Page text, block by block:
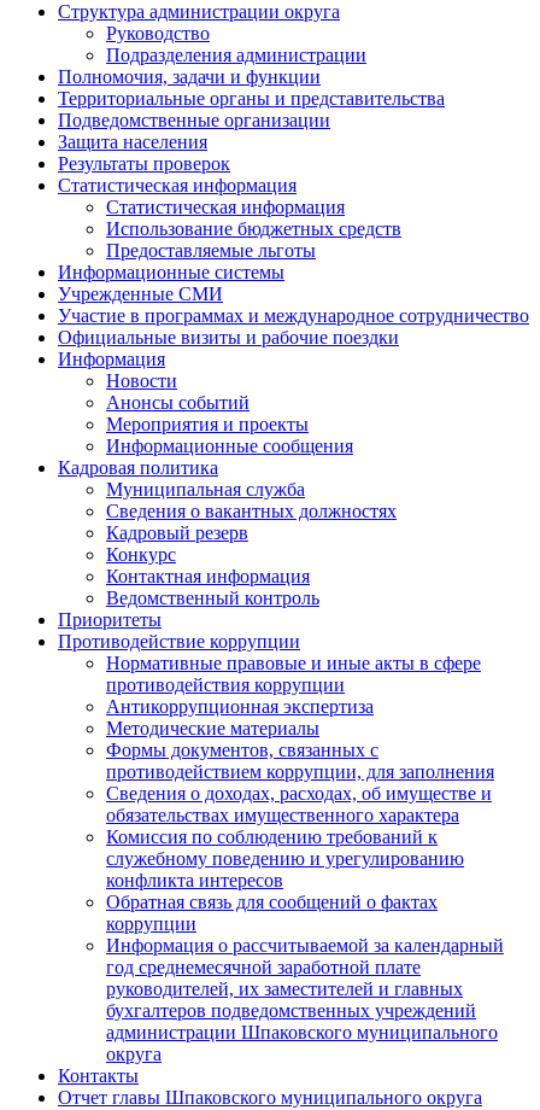
Структура администрации округа
Руководство
Подразделения администрации
Полномочия, задачи и функции
Территориальные органы и представительства
Подведомственные организации
Защита населения
Результаты проверок
Статистическая информация
Статистическая информация
Использование бюджетных средств
Предоставляемые льготы
Информационные системы
Учрежденные СМИ
Участие в программах и международное сотрудничество
Официальные визиты и рабочие поездки
Информация
Новости
Анонсы событий
Мероприятия и проекты
Информационные сообщения
Кадровая политика
Муниципальная служба
Сведения о вакантных должностях
Кадровый резерв
Конкурс
Контактная информация
Ведомственный контроль
Приоритеты
Противодействие коррупции
Нормативные правовые и иные акты в сфере
противодействия коррупции
Антикоррупционная экспертиза
Методические материалы
Формы документов, связанных с
противодействием коррупции, для заполнения
Сведения о доходах, расходах, об имуществе и
обязательствах имущественного характера
Комиссия по соблюдению требований к
служебному поведению и урегулированию
конфликта интересов
Обратная связь для сообщений о фактах
коррупции
Информация о рассчитываемой за календарный
год среднемесячной заработной плате
руководителей, их заместителей и главных
бухгалтеров подведомственных учреждений
администрации Шпаковского муниципального
округа
Контакты
Отчет главы Шпаковского муниципального округа